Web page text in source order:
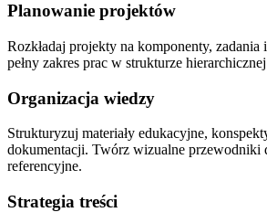
Planowanie projektów
Rozkładaj projekty na komponenty,
pełny zakres prac w strukturze
Organizacja wiedzy
Strukturyzuj materiały edukacyjne,
dokumentacji. Twórz wizualne przewodniki
referencyjne.
Strategia treści